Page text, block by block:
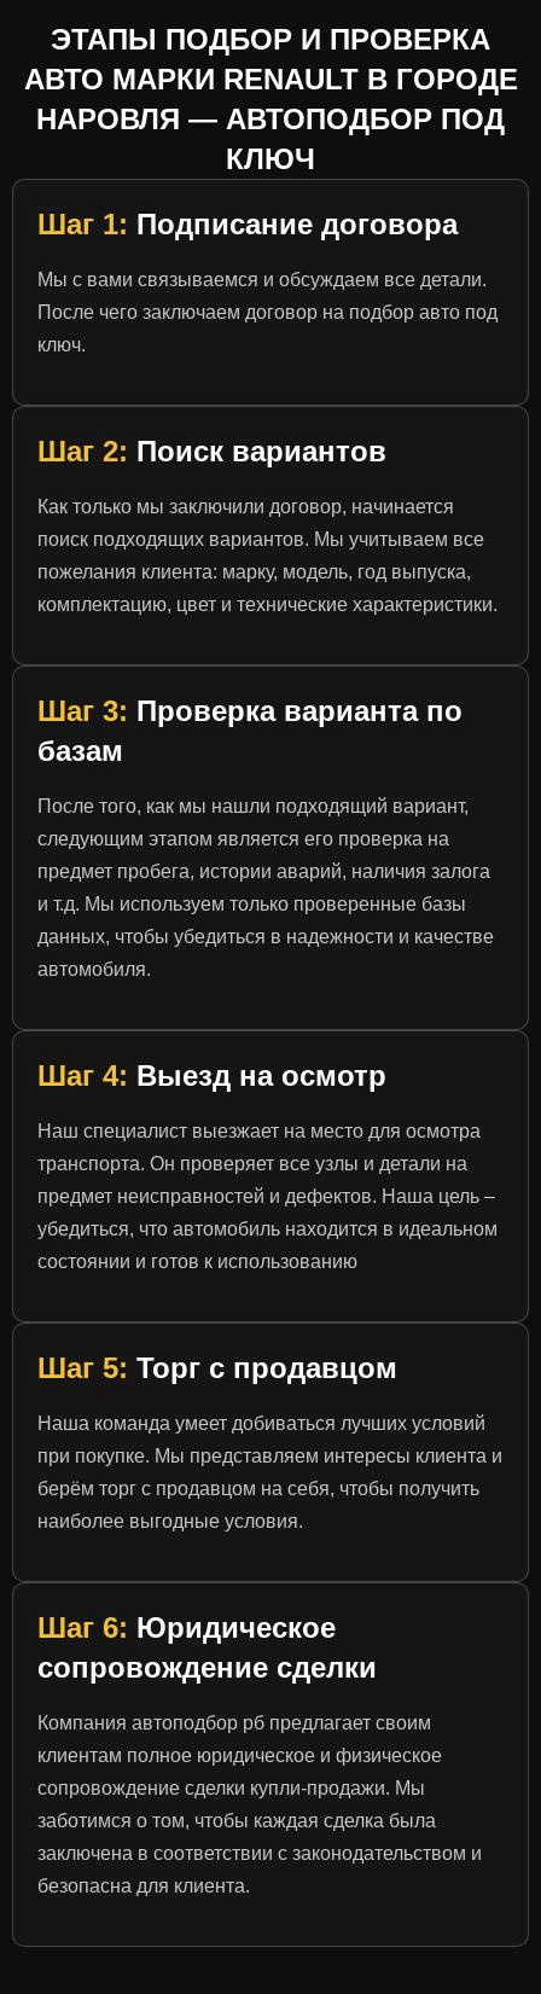
ЭТАПЫ ПОДБОР И ПРОВЕРКА
АВТО МАРКИ RENAULT В ГОРОДЕ
НАРОВЛЯ — АВТОПОДБОР ПОД
КЛЮЧ
Шаг 1: Подписание договора
Мы с вами связываемся и обсуждаем все детали.
После чего заключаем договор на подбор авто под
ключ.
Шаг 2: Поиск вариантов
Как только мы заключили договор, начинается
поиск подходящих вариантов. Мы учитываем все
пожелания клиента: марку, модель, год выпуска,
комплектацию, цвет и технические характеристики.
Шаг 3: Проверка варианта по
базам
После того, как мы нашли подходящий вариант,
следующим этапом является его проверка на
предмет пробега, истории аварий, наличия залога
и т.д. Мы используем только проверенные базы
данных, чтобы убедиться в надежности и качестве
автомобиля.
Шаг 4: Выезд на осмотр
Наш специалист выезжает на место для осмотра
транспорта. Он проверяет все узлы и детали на
предмет неисправностей и дефектов. Наша цель –
убедиться, что автомобиль находится в идеальном
состоянии и готов к использованию
Шаг 5: Торг с продавцом
Наша команда умеет добиваться лучших условий
при покупке. Мы представляем интересы клиента и
берём торг с продавцом на себя, чтобы получить
наиболее выгодные условия.
Шаг 6: Юридическое
сопровождение сделки
Компания автоподбор рб предлагает своим
клиентам полное юридическое и физическое
сопровождение сделки купли-продажи. Мы
заботимся о том, чтобы каждая сделка была
заключена в соответствии с законодательством и
безопасна для клиента.